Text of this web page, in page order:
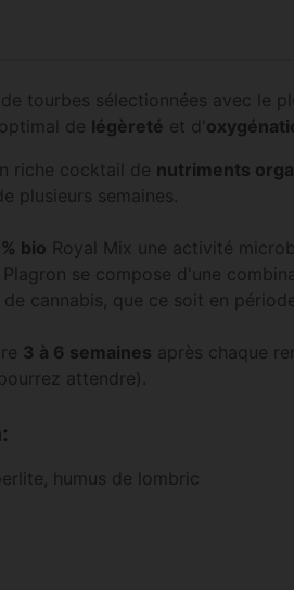
tourbes sélectionnées avec le
de légèreté et d'
riche cocktail de nutriments
plusieurs semaines.
bio Royal Mix une activité
se compose d'une
cannabis, que ce soit en
3 à 6 semaines après chaque
attendre).
humus de lombric